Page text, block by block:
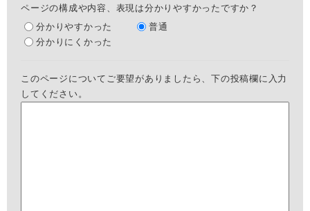
ページの構成や内容、表現は分かりやすかったですか？
分かりやすかった
普通
分かりにくかった
このページについてご要望がありましたら、下の投稿欄に入力
してください。